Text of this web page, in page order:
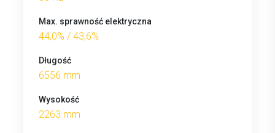
Max. sprawność elektryczna
44,0% / 43,6%
Długość
6556 mm
Wysokość
2263 mm